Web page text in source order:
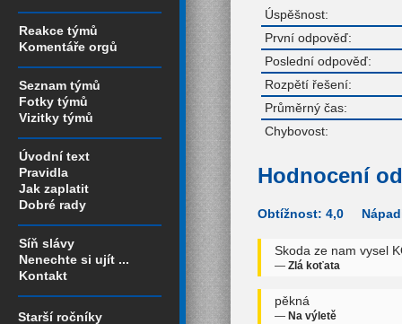
Reakce týmů
Komentáře orgů
Seznam týmů
Fotky týmů
Vizitky týmů
Úvodní text
Pravidla
Jak zaplatit
Dobré rady
Síň slávy
Nenechte si ujít ...
Kontakt
Starší ročníky
Úspěšnost:
První odpověď:
Poslední odpověď:
Rozpětí řešení:
Průměrný čas:
Chybovost:
Hodnocení
Obtížnost: 4,0
Skoda ze nam vysel
— Zlá koťata
pěkná
— Na výletě